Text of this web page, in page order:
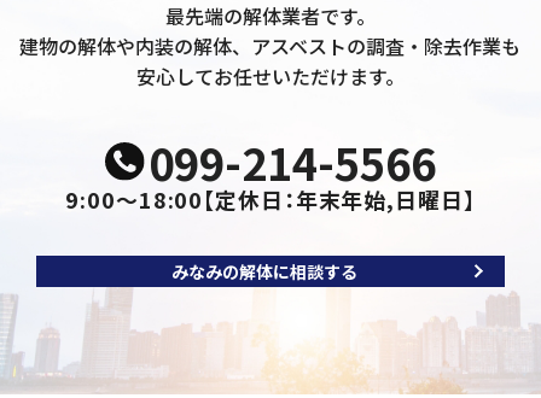
最先端の解体業者です。
建物の解体や内装の解体、アスベストの調査・除去作業も
安心してお任せいただけます。
099-214-5566
9:00～18:00【定休日：年末年始,日曜日】
みなみの解体に相談する